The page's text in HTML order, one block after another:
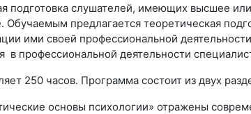
подготовка слушателей, имеющих высшее
Обучаемым предлагается теоретическая
ими своей профессиональной
в профессиональной деятельности
250 часов. Программа состоит из двух
основы психологии» отражены